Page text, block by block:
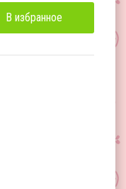
В избранное